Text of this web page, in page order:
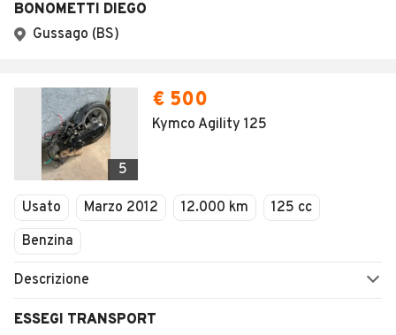
BONOMETTI DIEGO
Gussago (BS)
5
€ 500
Kymco Agility 125
Usato Marzo 2012 12.000 km
125 cc
Benzina
Descrizione
ESSEGI TRANSPORT